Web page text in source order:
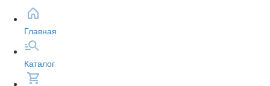
Главная
Каталог